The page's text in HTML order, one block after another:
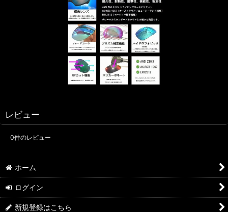
レビュー
0件のレビュー
ホーム
ログイン
新規登録はこちら